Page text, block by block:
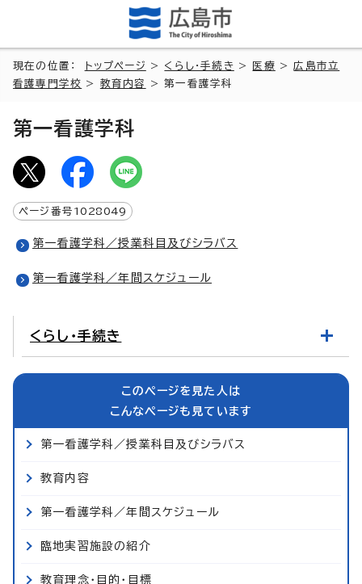
現在の位置： トップページ > くらし・手続き > 医療 >広島市立
看護専門学校 > 教育内容 > 第一看護学科
第一看護学科
ページ番号 1028049
第一看護学科／授業科目及びシラバス
第一看護学科／年間スケジュール
くらし・手続き
このページを見た人は
こんなページも見ています
第一看護学科／授業科目及びシラバス
教育内容
第一看護学科／年間スケジュール
臨地実習施設の紹介
教育理念・目的・目標